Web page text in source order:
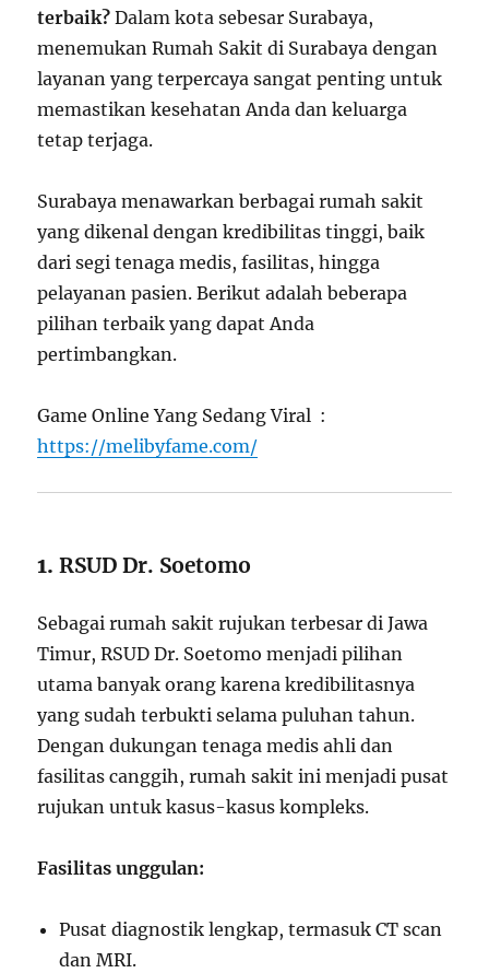
terbaik? Dalam kota sebesar Surabaya,
menemukan Rumah Sakit di Surabaya dengan
layanan yang terpercaya sangat penting untuk
memastikan kesehatan Anda dan keluarga
tetap terjaga.
Surabaya menawarkan berbagai rumah sakit
yang dikenal dengan kredibilitas tinggi, baik
dari segi tenaga medis, fasilitas, hingga
pelayanan pasien. Berikut adalah beberapa
pilihan terbaik yang dapat Anda
pertimbangkan.
Game Online Yang Sedang Viral :
https://melibyfame.com/
1.RSUD Dr. Soetomo
Sebagai rumah sakit rujukan terbesar di Jawa
Timur, RSUD Dr. Soetomo menjadi pilihan
utama banyak orang karena kredibilitasnya
yang sudah terbukti selama puluhan tahun.
Dengan dukungan tenaga medis ahli dan
fasilitas canggih, rumah sakit ini menjadi pusat
rujukan untuk kasus-kasus kompleks.
Fasilitas unggulan:
Pusat diagnostik lengkap, termasuk CT scan
dan MRI.